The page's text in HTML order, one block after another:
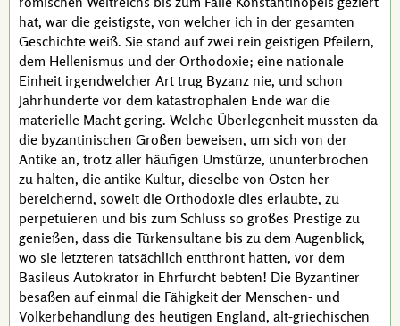
hat, war die geistigste, von welcher ich in der gesamten
Geschichte weiß. Sie stand auf zwei rein geistigen Pfeilern,
dem Hellenismus und der Orthodoxie; eine nationale
Einheit irgendwelcher Art trug Byzanz nie, und schon
Jahrhunderte vor dem katastrophalen Ende war die
materielle Macht gering. Welche Überlegenheit mussten da
die byzantinischen Großen beweisen, um sich von der
Antike an, trotz aller häufigen Umstürze, ununterbrochen
zu halten, die antike Kultur, dieselbe von Osten her
bereichernd, soweit die Orthodoxie dies erlaubte, zu
perpetuieren und bis zum Schluss so großes Prestige zu
genießen, dass die Türkensultane bis zu dem Augenblick,
wo sie letzteren tatsächlich entthront hatten, vor dem
Basileus Autokrator in Ehrfurcht bebten! Die Byzantiner
besaßen auf einmal die Fähigkeit der Menschen- und
Völkerbehandlung des heutigen England, alt-griechischen